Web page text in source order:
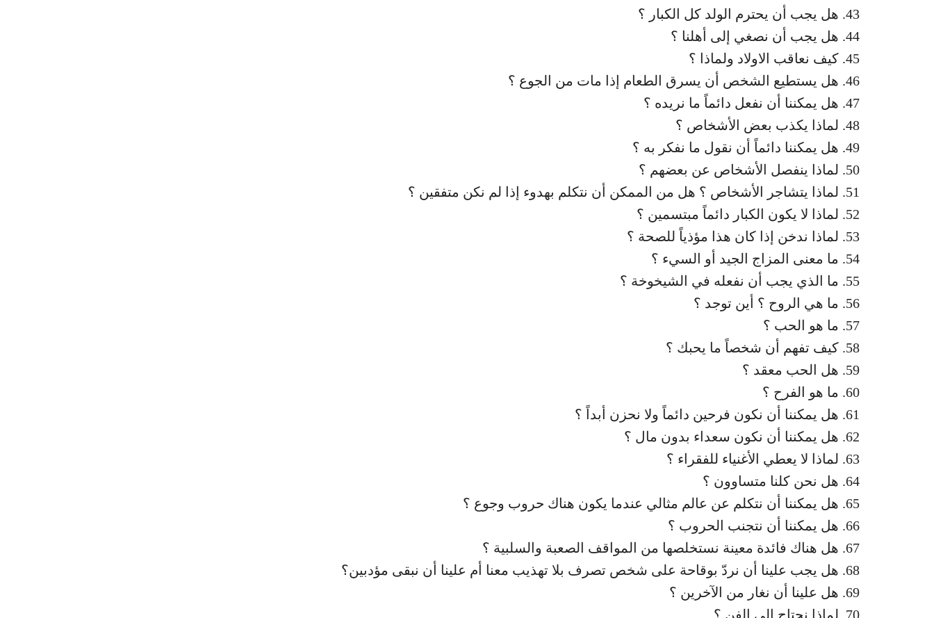
هل يجب أن يحترم الولد كل الكبار ؟
هل يجب أن نصغي إلى أهلنا ؟
كيف نعاقب الاولاد ولماذا ؟
هل يستطيع الشخص أن يسرق الطعام إذا مات من الجوع ؟
هل يمكننا أن نفعل دائماً ما نريده ؟
لماذا يكذب بعض الأشخاص ؟
هل يمكننا دائماً أن نقول ما نفكر به ؟
لماذا ينفصل الأشخاص عن بعضهم ؟
لماذا يتشاجر الأشخاص ؟ هل من الممكن أن نتكلم بهدوء إذا لم نكن متفقين ؟
لماذا لا يكون الكبار دائماً مبتسمين ؟
لماذا ندخن إذا كان هذا مؤذياً للصحة ؟
ما معنى المزاج الجيد أو السيء ؟
ما الذي يجب أن نفعله في الشيخوخة ؟
ما هي الروح ؟ أين توجد ؟
ما هو الحب ؟
كيف تفهم أن شخصاً ما يحبك ؟
هل الحب معقد ؟
ما هو الفرح ؟
هل يمكننا أن نكون فرحين دائماً ولا نحزن أبداً ؟
هل يمكننا أن نكون سعداء بدون مال ؟
لماذا لا يعطي الأغنياء للفقراء ؟
هل نحن كلنا متساوون ؟
هل يمكننا أن نتكلم عن عالم مثالي عندما يكون هناك حروب وجوع ؟
هل يمكننا أن نتجنب الحروب ؟
هل هناك فائدة معينة نستخلصها من المواقف الصعبة والسلبية ؟
هل يجب علينا أن نردّ بوقاحة على شخص تصرف بلا تهذيب معنا أم علينا أن نبقى مؤدبين؟
هل علينا أن نغار من الآخرين ؟
لماذا نحتاج إلى الفن ؟